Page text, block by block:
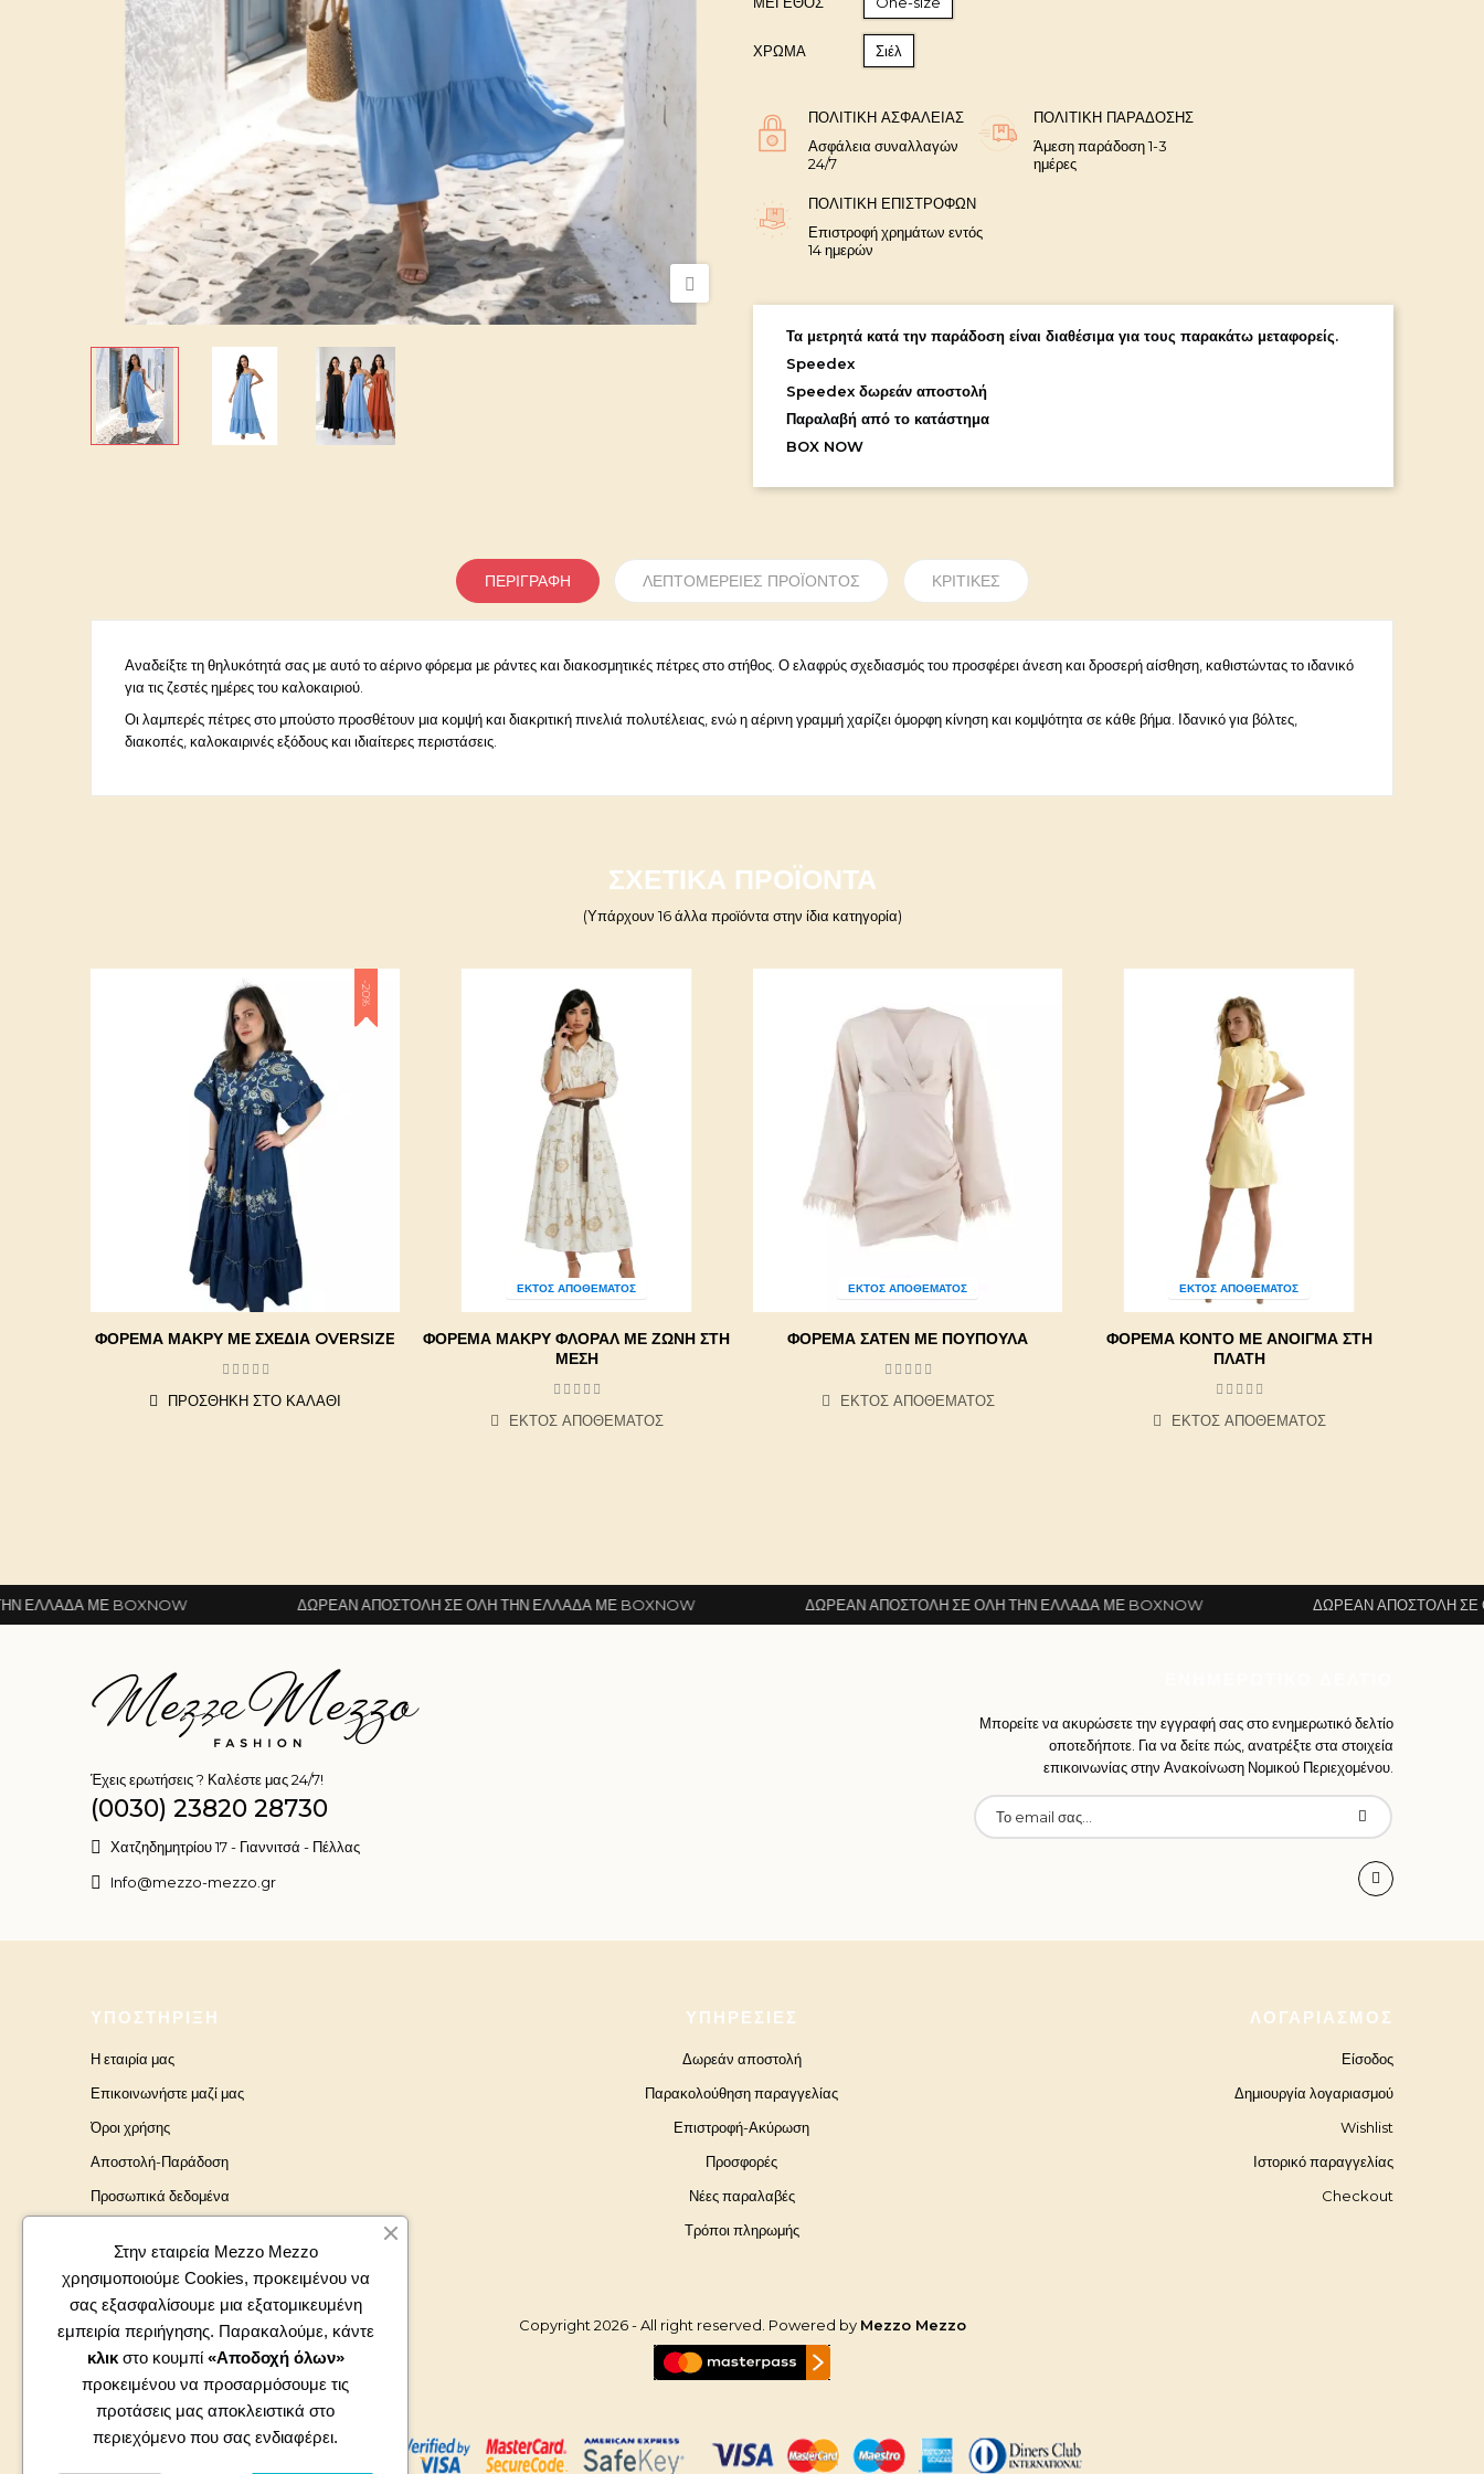
ΧΡΩΜΑ Σιέλ
ΠΟΛΙΤΙΚΉ ΑΣΦΑΛΕΊΑΣ
Ασφάλεια συναλλαγών
24/7
ΠΟΛΙΤΙΚΉ ΠΑΡΆΔΟΣΗΣ
Άμεση παράδοση 1-3
ημέρες
ΠΟΛΙΤΙΚΉ ΕΠΙΣΤΡΟΦΏΝ
Επιστροφή χρημάτων εντός
14 ημερών
Τα μετρητά κατά την παράδοση είναι διαθέσιμα για τους παρακάτω μεταφορείς.
Speedex
Speedex δωρεάν αποστολή
Παραλαβή από το κατάστημα
BOX NOW
ΠΕΡΙΓΡΑΦΉ ΛΕΠΤΟΜΈΡΕΙΕΣ ΠΡΟΪΌΝΤΟΣ ΚΡΙΤΙΚΈΣ
Αναδείξτε τη θηλυκότητά σας με αυτό το αέρινο φόρεμα με ράντες και διακοσμητικές πέτρες στο στήθος. Ο ελαφρύς σχεδιασμός του προσφέρει άνεση και δροσερή αίσθηση, καθιστώντας το ιδανικό
για τις ζεστές ημέρες του καλοκαιριού.
Οι λαμπερές πέτρες στο μπούστο προσθέτουν μια κομψή και διακριτική πινελιά πολυτέλειας, ενώ η αέρινη γραμμή χαρίζει όμορφη κίνηση και κομψότητα σε κάθε βήμα. Ιδανικό για βόλτες,
διακοπές, καλοκαιρινές εξόδους και ιδιαίτερες περιστάσεις.
Κωδικός11062026-01
3000000124390
ΣΧΕΤΙΚΆ ΠΡΟΪΌΝΤΑ
(Υπάρχουν 16 άλλα προϊόντα στην ίδια κατηγορία)
-20%
ΦΌΡΕΜΑ ΜΑΚΡΎ ΜΕ ΣΧΈΔΙΑ OVERSIZE
ΠΡΟΣΘΉΚΗ ΣΤΟ ΚΑΛΆΘΙ
ΕΚΤΌΣ ΑΠΟΘΈΜΑΤΟΣ
ΦΌΡΕΜΑ ΜΑΚΡΎ ΦΛΟΡΆΛ ΜΕ ΖΏΝΗ ΣΤΗ
ΜΈΣΗ
ΕΚΤΌΣ ΑΠΟΘΈΜΑΤΟΣ
ΕΚΤΌΣ ΑΠΟΘΈΜΑΤΟΣ
ΦΟΡΕΜΑ ΣΑΤΕΝ ΜΕ ΠΟΥΠΟΥΛΑ
ΕΚΤΌΣ ΑΠΟΘΈΜΑΤΟΣ
ΕΚΤΌΣ ΑΠΟΘΈΜΑΤΟΣ
ΦΌΡΕΜΑ ΚΟΝΤΌ ΜΕ ΆΝΟΙΓΜΑ ΣΤΗ
ΠΛΆΤΗ
ΕΚΤΌΣ ΑΠΟΘΈΜΑΤΟΣ
ΔΩΡΕΆΝ ΑΠΟΣΤΟΛΉ ΣΕ ΌΛΗ ΤΗΝ ΕΛΛΆΔΑ ΜΕ BOXNOW ΔΩΡΕΆΝ ΑΠΟΣΤΟΛΉ ΣΕ ΌΛΗ ΤΗΝ ΕΛΛΆΔΑ ΜΕ BOXNOW ΔΩΡΕΆΝ ΑΠΟΣΤΟΛΉ ΣΕ ΌΛΗ ΤΗΝ
Έχεις ερωτήσεις ? Καλέστε μας 24/7!
(0030) 23820 28730
Χατζηδημητρίου 17 - Γιαννιτσά - Πέλλας
Info@mezzo-mezzo.gr
Μπορείτε να ακυρώσετε την εγγραφή σας στο ενημερωτικό δελτίο
οποτεδήποτε. Για να δείτε πώς, ανατρέξτε στα στοιχεία
επικοινωνίας στην Ανακοίνωση Νομικού Περιεχομένου.
ΥΠΟΣΤΉΡΙΞΗ
Η εταιρία μας
Επικοινωνήστε μαζί μας
Όροι χρήσης
Αποστολή-Παράδοση
Προσωπικά δεδομένα
ΥΠΗΡΕΣΊΕΣ
Δωρεάν αποστολή
Παρακολούθηση παραγγελίας
Επιστροφή-Ακύρωση
Προσφορές
Νέες παραλαβές
Τρόποι πληρωμής
ΛΟΓΑΡΙΑΣΜΌΣ
Είσοδος
Δημιουργία λογαριασμού
Wishlist
Ιστορικό παραγγελίας
Checkout
Copyright 2026 - All right reserved. Powered by Mezzo Mezzo
Στην εταιρεία Mezzo Mezzo
χρησιμοποιούμε Cookies, προκειμένου να
σας εξασφαλίσουμε μια εξατομικευμένη
εμπειρία περιήγησης. Παρακαλούμε, κάντε
κλικ στο κουμπί «Αποδοχή όλων»
προκειμένου να προσαρμόσουμε τις
προτάσεις μας αποκλειστικά στο
περιεχόμενο που σας ενδιαφέρει.